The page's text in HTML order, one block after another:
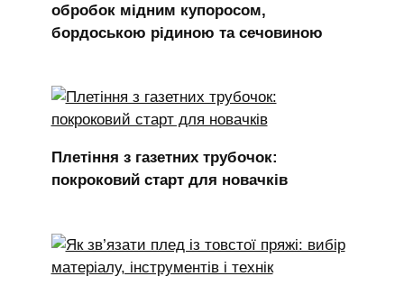
обробок мідним купоросом,
бордоською рідиною та сечовиною
Плетіння з газетних трубочок:
покроковий старт для новачків